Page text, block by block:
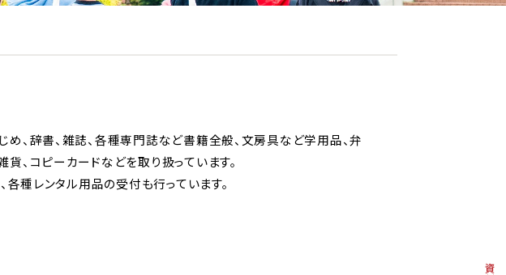
め、辞書、雑誌、各種専門誌など書籍全般、文房具など学用品、弁
、コピーカードなどを取り扱っています。
各種レンタル用品の受付も行っています。